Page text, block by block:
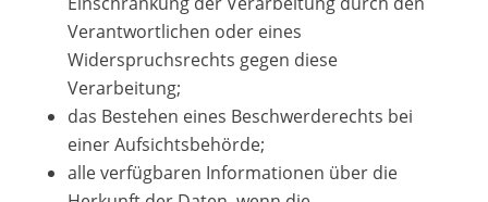
Verantwortlichen oder eines
Widerspruchsrechts gegen diese
Verarbeitung;
das Bestehen eines Beschwerderechts bei
einer Aufsichtsbehörde;
alle verfügbaren Informationen über die